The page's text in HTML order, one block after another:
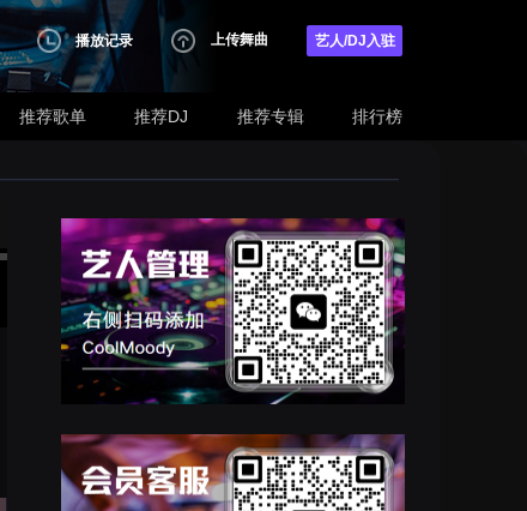
播放记录 上传舞曲 艺人/DJ入驻
推荐歌单 推荐DJ 推荐专辑 排行榜